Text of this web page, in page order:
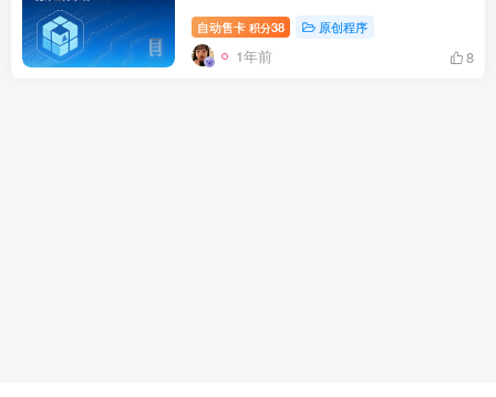
自动售卡 积分38 原创程序
1年前 8